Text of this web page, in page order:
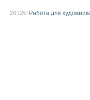
2012© Работа для